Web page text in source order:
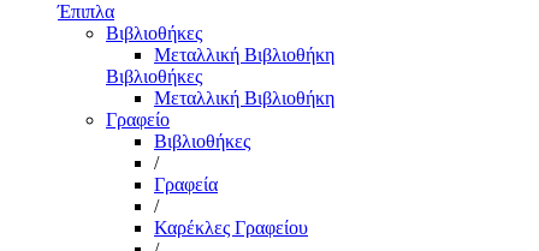
Έπιπλα
Βιβλιοθήκες
Μεταλλική Βιβλιοθήκη
Βιβλιοθήκες
Μεταλλική Βιβλιοθήκη
Γραφείο
Βιβλιοθήκες
/
Γραφεία
/
Καρέκλες Γραφείου